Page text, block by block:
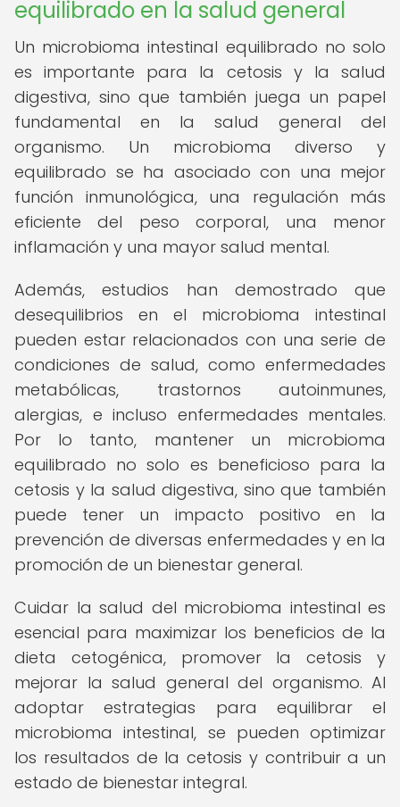
equilibrado en la salud general
Un microbioma intestinal equilibrado no solo
es importante para la cetosis y la salud
digestiva, sino que también juega un papel
fundamental en la salud general del
organismo. Un microbioma diverso y
equilibrado se ha asociado con una mejor
función inmunológica, una regulación más
eficiente del peso corporal, una menor
inflamación y una mayor salud mental.
Además, estudios han demostrado que
desequilibrios en el microbioma intestinal
pueden estar relacionados con una serie de
condiciones de salud, como enfermedades
metabólicas, trastornos autoinmunes,
alergias, e incluso enfermedades mentales.
Por lo tanto, mantener un microbioma
equilibrado no solo es beneficioso para la
cetosis y la salud digestiva, sino que también
puede tener un impacto positivo en la
prevención de diversas enfermedades y en la
promoción de un bienestar general.
Cuidar la salud del microbioma intestinal es
esencial para maximizar los beneficios de la
dieta cetogénica, promover la cetosis y
mejorar la salud general del organismo. Al
adoptar estrategias para equilibrar el
microbioma intestinal, se pueden optimizar
los resultados de la cetosis y contribuir a un
estado de bienestar integral.